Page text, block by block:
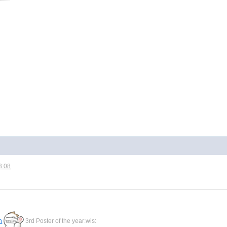
3rd Poster of the year:wis: